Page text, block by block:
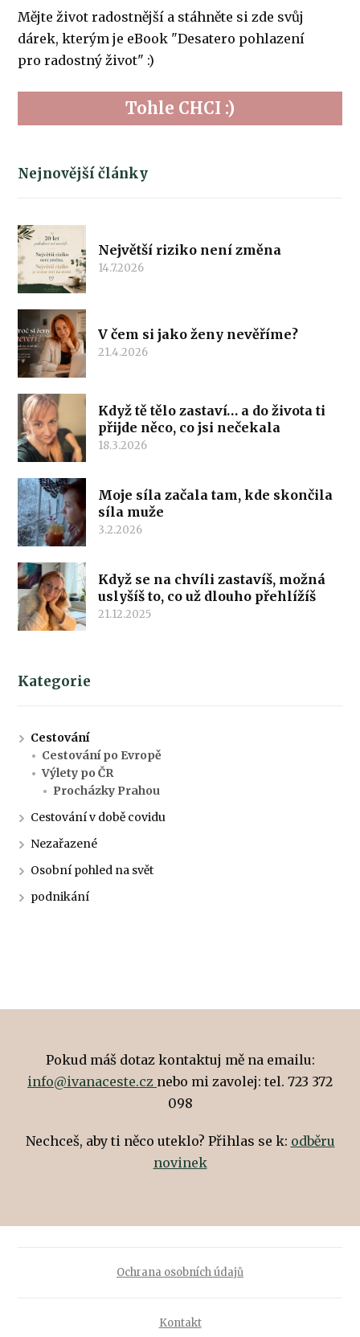
Mějte život radostnější a stáhněte si zde svůj
dárek, kterým je eBook "Desatero pohlazení
pro radostný život" :)
Tohle CHCI :)
Nejnovější články
Největší riziko není změna
14.7.2026
V čem si jako ženy nevěříme?
21.4.2026
Když tě tělo zastaví… a do života ti
přijde něco, co jsi nečekala
18.3.2026
Moje síla začala tam, kde skončila
síla muže
3.2.2026
Když se na chvíli zastavíš, možná
uslyšíš to, co už dlouho přehlížíš
21.12.2025
Kategorie
Cestování
Cestování po Evropě
Výlety po ČR
Procházky Prahou
Cestování v době covidu
Nezařazené
Osobní pohled na svět
podnikání
Pokud máš dotaz kontaktuj mě na emailu:
info@ivanaceste.cz nebo mi zavolej: tel. 723 372
098
Nechceš, aby ti něco uteklo? Přihlas se k: odběru
novinek
Ochrana osobních údajů
Kontakt